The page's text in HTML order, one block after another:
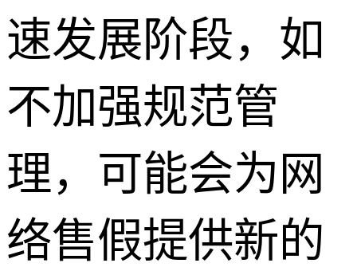
速发展阶段，如
不加强规范管
理，可能会为网
络售假提供新的